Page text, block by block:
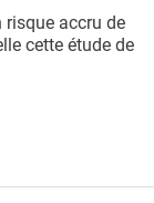
risque accru de
cette étude de